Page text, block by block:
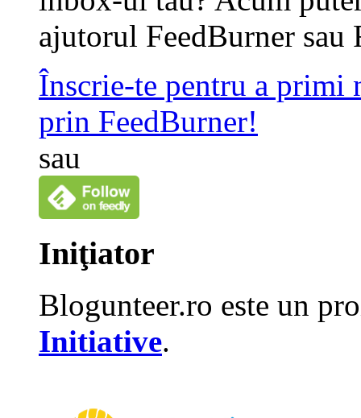
ajutorul FeedBurner sau
Înscrie-te pentru a primi
prin FeedBurner!
sau
Iniţiator
Blogunteer.ro este un
Initiative.